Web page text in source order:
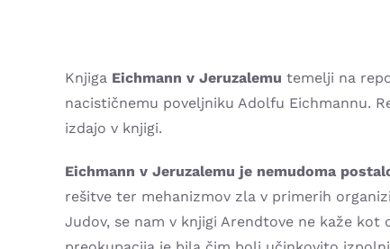
Knjiga Eichmann v Jeruzalemu temelji na
nacističnemu poveljniku Adolfu Eichmannu.
izdajo v knjigi.
Eichmann v Jeruzalemu je nemudoma
rešitve ter mehanizmov zla v primerih
Judov, se nam v knjigi Arendtove ne kaže